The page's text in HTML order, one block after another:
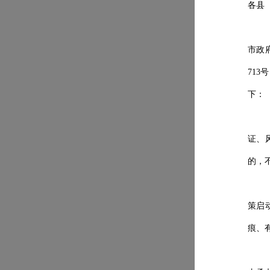
各县
市政
713
下：
证、
的，
策启
痕、